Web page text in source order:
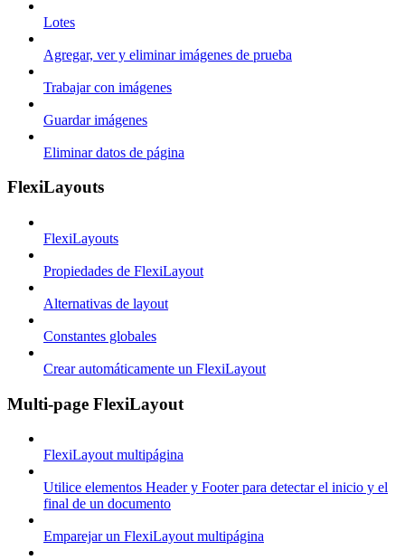
Lotes
Agregar, ver y eliminar imágenes de prueba
Trabajar con imágenes
Guardar imágenes
Eliminar datos de página
FlexiLayouts
FlexiLayouts
Propiedades de FlexiLayout
Alternativas de layout
Constantes globales
Crear automáticamente un FlexiLayout
Multi-page FlexiLayout
FlexiLayout multipágina
Utilice elementos Header y Footer para detectar el inicio y el
final de un documento
Emparejar un FlexiLayout multipágina